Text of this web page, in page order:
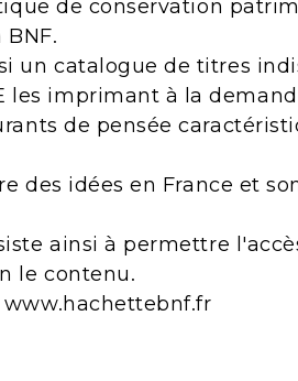
de conservation
un catalogue de titres
les imprimant à la
de pensée
des idées en France et
ainsi à permettre
le contenu.